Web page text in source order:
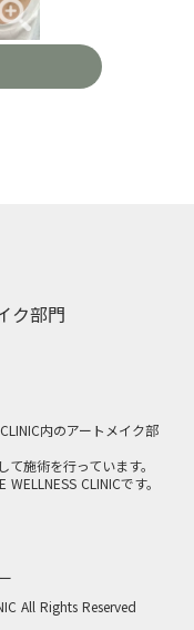
ク部門
内のアートメイク部
施術を行っています。
CLINICです。
All Rights Reserved